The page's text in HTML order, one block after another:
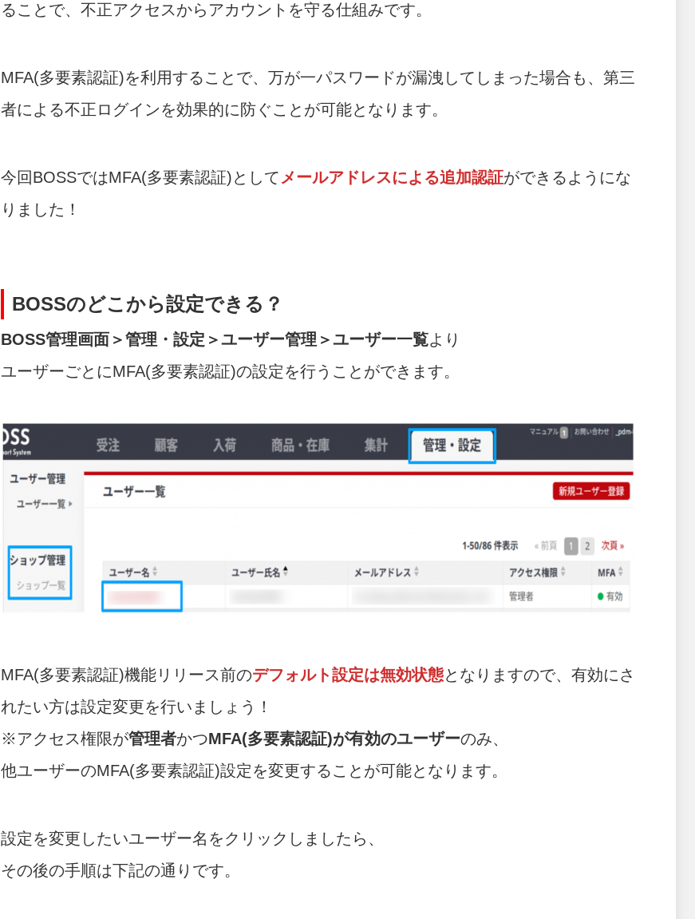
ることで、不正アクセスからアカウントを守る仕組みです。
MFA(多要素認証)を利用することで、万が一パスワードが漏洩してしまった場合も、第三
者による不正ログインを効果的に防ぐことが可能となります。
今回BOSSではMFA(多要素認証)として メールアドレスによる追加認証ができるようにな
りました！
BOSSのどこから設定できる？
BOSS管理画面＞管理・設定＞ユーザー管理＞ユーザー一覧より
ユーザーごとにMFA(多要素認証)の設定を行うことができます。
MFA(多要素認証)機能リリース前のデフォルト設定は無効状態となりますので、有効にさ
れたい方は設定変更を行いましょう！
※アクセス権限が管理者かつMFA(多要素認証)が有効のユーザーのみ、
他ユーザーのMFA(多要素認証)設定を変更することが可能となります。
設定を変更したいユーザー名をクリックしましたら、
その後の手順は下記の通りです。